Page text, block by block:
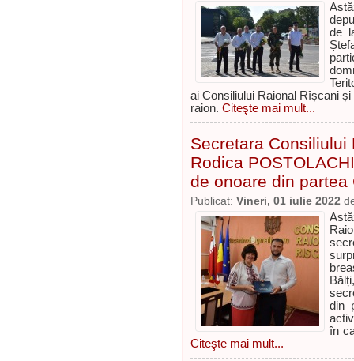
de
ai Consiliului Raional Rîșcani
raion. Citeşte mai mult...
Secretara
Rodica
de onoare din
Publicat: Vineri, 01 iulie 2022
din
în
Citeşte mai mult...